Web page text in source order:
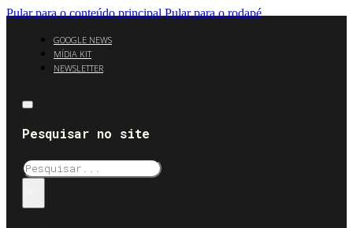
Pular para o conteúdo principal Pular para o rodapé
GOOGLE NEWS
MÍDIA KIT
NEWSLETTER
Pesquisar no site
Pesquisar